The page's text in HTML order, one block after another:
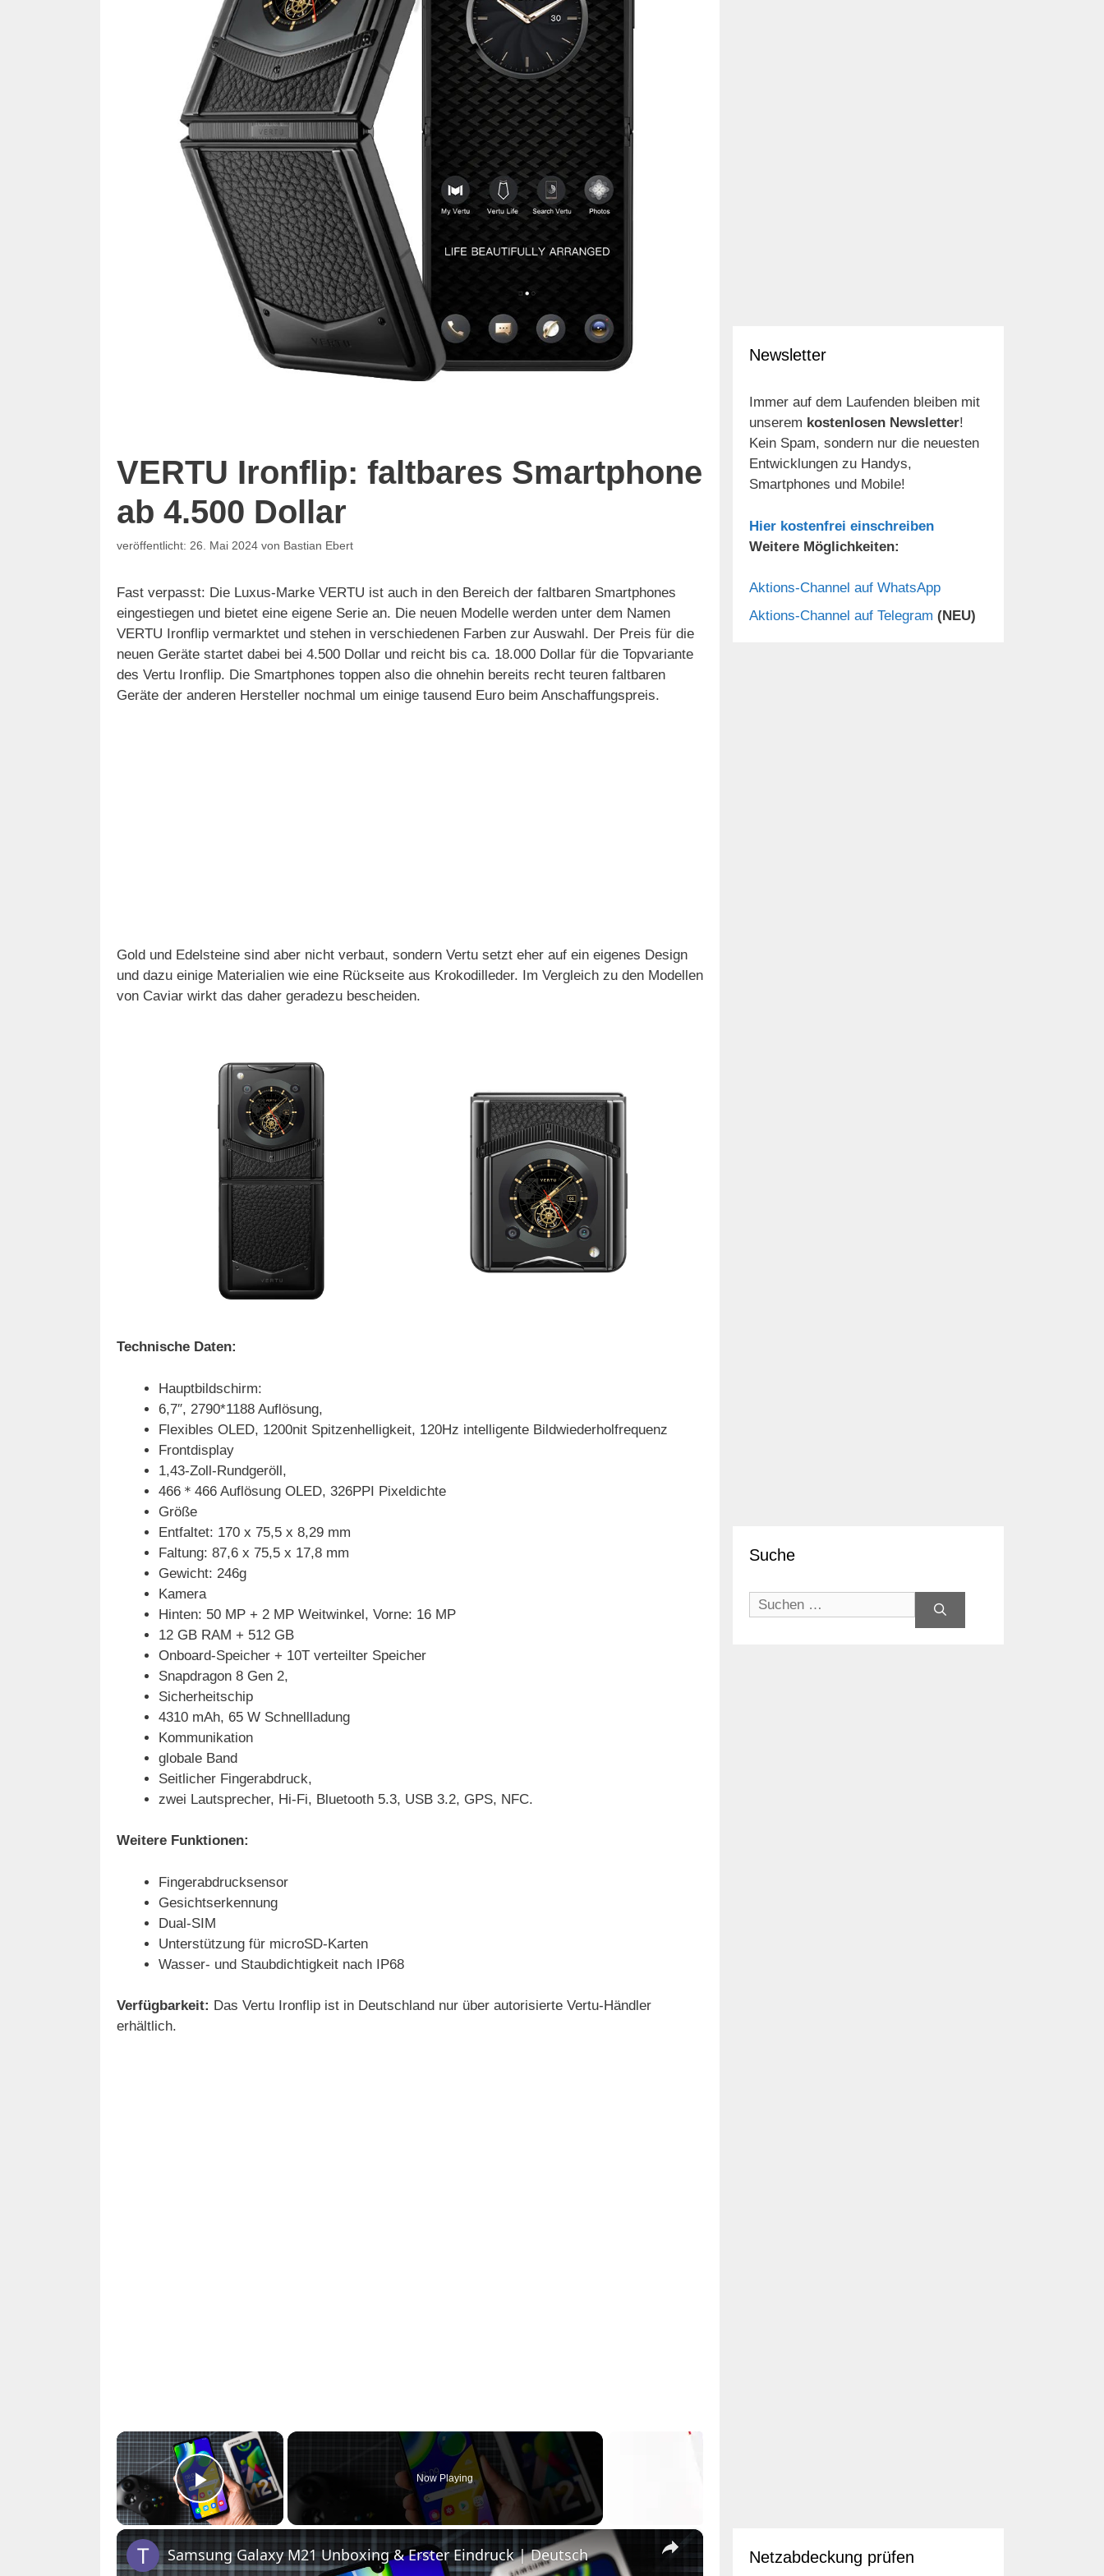
VERTU Ironflip: faltbares Smartphone
ab 4.500 Dollar
26. Mai 2024 von Bastian Ebert
Fast verpasst: Die Luxus-Marke VERTU ist auch in den Bereich der faltbaren Smartphones
eingestiegen und bietet eine eigene Serie an. Die neuen Modelle werden unter dem Namen
VERTU Ironflip vermarktet und stehen in verschiedenen Farben zur Auswahl. Der Preis für die
neuen Geräte startet dabei bei 4.500 Dollar und reicht bis ca. 18.000 Dollar für die Topvariante
des Vertu Ironflip. Die Smartphones toppen also die ohnehin bereits recht teuren faltbaren
Geräte der anderen Hersteller nochmal um einige tausend Euro beim Anschaffungspreis.
Gold und Edelsteine sind aber nicht verbaut, sondern Vertu setzt eher auf ein eigenes Design
und dazu einige Materialien wie eine Rückseite aus Krokodilleder. Im Vergleich zu den Modellen
von Caviar wirkt das daher geradezu bescheiden.
Technische Daten:
Hauptbildschirm:
6,7″, 2790*1188 Auflösung,
Flexibles OLED, 1200nit Spitzenhelligkeit, 120Hz intelligente Bildwiederholfrequenz
Frontdisplay
1,43-Zoll-Rundgeröll,
466＊466 Auflösung OLED, 326PPI Pixeldichte
Größe
Entfaltet: 170 x 75,5 x 8,29 mm
Faltung: 87,6 x 75,5 x 17,8 mm
Gewicht: 246g
Kamera
Hinten: 50 MP + 2 MP Weitwinkel, Vorne: 16 MP
12 GB RAM + 512 GB
Onboard-Speicher + 10T verteilter Speicher
Snapdragon 8 Gen 2,
Sicherheitschip
4310 mAh, 65 W Schnellladung
Kommunikation
globale Band
Seitlicher Fingerabdruck,
zwei Lautsprecher, Hi-Fi, Bluetooth 5.3, USB 3.2, GPS, NFC.
Weitere Funktionen:
Fingerabdrucksensor
Gesichtserkennung
Dual-SIM
Unterstützung für microSD-Karten
Wasser- und Staubdichtigkeit nach IP68
Verfügbarkeit: Das Vertu Ironflip ist in Deutschland nur über autorisierte Vertu-Händler
erhältlich.
×
Play Video
Now Playing
×
Samsung Galaxy M21 Unboxing & Erster Eindruck | Deutsch
Newsletter
Immer auf dem Laufenden bleiben mit
unserem kostenlosen Newsletter!
Kein Spam, sondern nur die neuesten
Entwicklungen zu Handys,
Smartphones und Mobile!
Hier kostenfrei einschreiben
Weitere Möglichkeiten:
Aktions-Channel auf WhatsApp
Aktions-Channel auf Telegram (NEU)
Suche
Suchen
nach:
Netzabdeckung prüfen